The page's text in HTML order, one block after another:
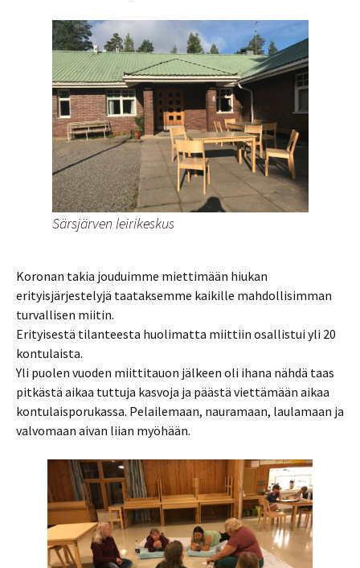
Särsjärven leirikeskus
Koronan takia jouduimme miettimään hiukan
erityisjärjestelyjä taataksemme kaikille mahdollisimman
turvallisen miitin.
Erityisestä tilanteesta huolimatta miittiin osallistui yli 20
kontulaista.
Yli puolen vuoden miittitauon jälkeen oli ihana nähdä taas
pitkästä aikaa tuttuja kasvoja ja päästä viettämään aikaa
kontulaisporukassa. Pelailemaan, nauramaan, laulamaan ja
valvomaan aivan liian myöhään.